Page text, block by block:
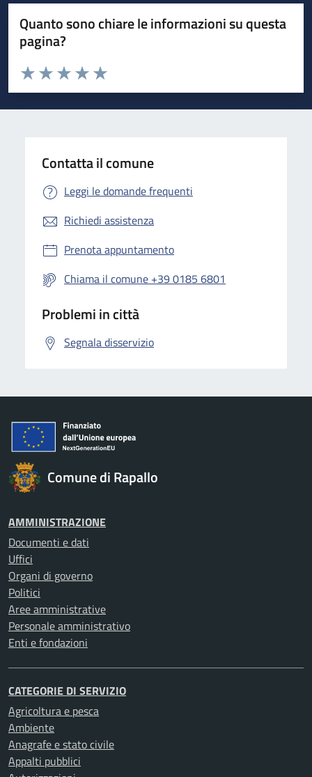
Quanto sono chiare le informazioni su questa
pagina?
Valuta da 1 a 5 stelle la pagina
Valuta 5 stelle su 5
Valuta 4 stelle su 5
Valuta 3 stelle su 5
Valuta 2 stelle su 5
Valuta 1 stelle su 5
Contatta il comune
Leggi le domande frequenti
Richiedi assistenza
Prenota appuntamento
Chiama il comune +39 0185 6801
Problemi in città
Segnala disservizio
Comune di Rapallo
AMMINISTRAZIONE
Documenti e dati
Uffici
Organi di governo
Politici
Aree amministrative
Personale amministrativo
Enti e fondazioni
CATEGORIE DI SERVIZIO
Agricoltura e pesca
Ambiente
Anagrafe e stato civile
Appalti pubblici